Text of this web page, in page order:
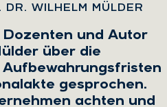
DR. WILHELM MÜLDER
und Autor
über die
gesprochen.
achten und